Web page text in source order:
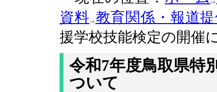
資料 教育関係・報道
援学校技能検定の開催
令和7年度鳥取県特
ついて